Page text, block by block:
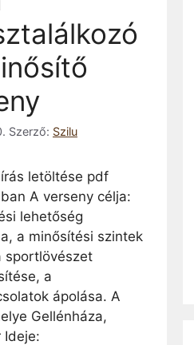
Szerző: Szilu
letöltése pdf
A verseny célja:
lehetőség
a minősítési szintek
sportlövészet
a
ápolása. A
Gellénháza,
Ideje: